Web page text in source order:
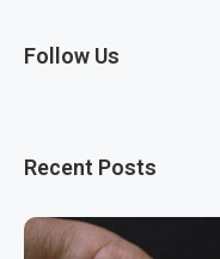
Follow Us
Recent Posts